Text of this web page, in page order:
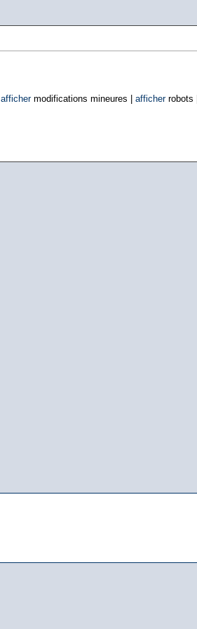
affichermodifications mineures | afficherrobots |